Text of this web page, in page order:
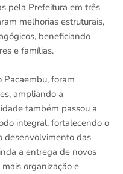
pela Prefeitura em três
melhorias estruturais,
beneficiando
e famílias.
Pacaembu, foram
ampliando a
também passou a
integral, fortalecendo o
desenvolvimento das
a entrega de novos
organização e